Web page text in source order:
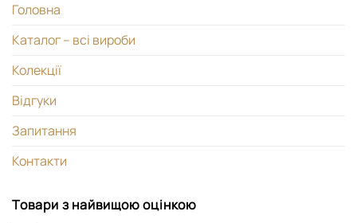
Головна
Каталог – всі вироби
Колекції
Відгуки
Запитання
Контакти
Товари з найвищою оцінкою